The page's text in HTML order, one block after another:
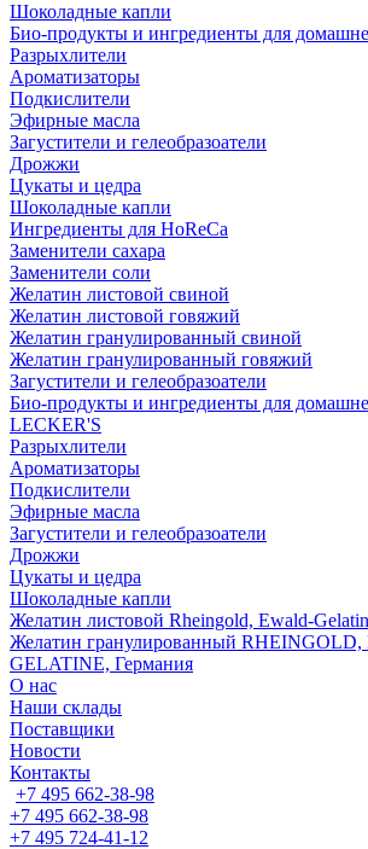
Шоколадные капли
Био-продукты и ингредиенты для
Разрыхлители
Ароматизаторы
Подкислители
Эфирные масла
Загустители и гелеобразоатели
Дрожжи
Цукаты и цедра
Шоколадные капли
Ингредиенты для HoReCa
Заменители сахара
Заменители соли
Желатин листовой свиной
Желатин листовой говяжий
Желатин гранулированный свиной
Желатин гранулированный говяжий
Загустители и гелеобразоатели
Био-продукты и ингредиенты для
LECKER'S
Разрыхлители
Ароматизаторы
Подкислители
Эфирные масла
Загустители и гелеобразоатели
Дрожжи
Цукаты и цедра
Шоколадные капли
Желатин листовой Rheingold, Ewald-
Желатин гранулированный
GELATINE, Германия
О нас
Наши склады
Поставщики
Новости
Контакты
+7 495 662-38-98
+7 495 662-38-98
+7 495 724-41-12